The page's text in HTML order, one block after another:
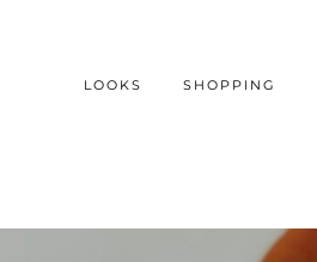
LOOKS SHOPPING